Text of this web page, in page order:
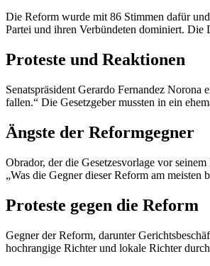
Die Reform wurde mit 86 Stimmen dafür
Partei und ihren Verbündeten dominiert. Die
Proteste und Reaktionen
Senatspräsident Gerardo Fernandez
fallen.“ Die Gesetzgeber mussten in ein
Ängste der Reformgegner
Obrador, der die Gesetzesvorlage vor
„Was die Gegner dieser Reform am
Proteste gegen die Reform
Gegner der Reform, darunter
hochrangige Richter und lokale Richter